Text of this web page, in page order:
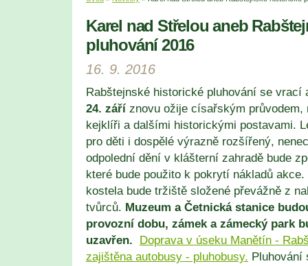
Karel nad Střelou aneb
pluhování 2016
16. 9. 2016
Rabštejnské historické pluhování se vrací
24. září znovu ožije císařským průvodem,
kejklíři a dalšími historickými postavami.
pro děti i dospělé výrazně rozšířený,
odpolední dění v klášterní zahradě bude
které bude použito k pokrytí nákladů
kostela bude tržiště složené převážně z
tvůrců. Muzeum a Četnická stanice
provozní dobu, zámek a zámecký park
uzavřen.
Doprava v úseku Manětín -
zajištěna autobusy - pluhobusy. Pluhování